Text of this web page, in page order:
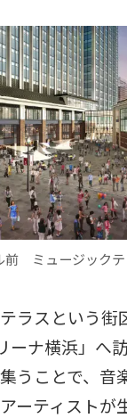
前 ミュージックテ
ラスという街
ーナ横浜」へ
うことで、音
ーティストが